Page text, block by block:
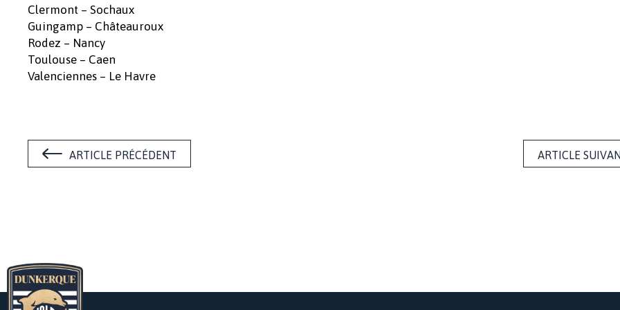
Clermont – Sochaux
Guingamp – Châteauroux
Rodez – Nancy
Toulouse – Caen
Valenciennes – Le Havre
ARTICLE PRÉCÉDENT ARTICLE